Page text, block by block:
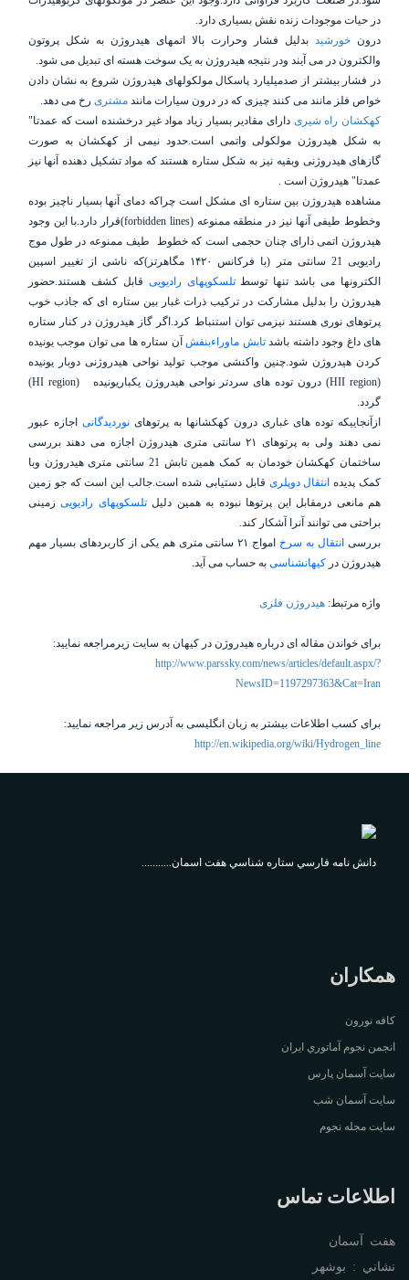
در حیات موجودات زنده نقش بسیاری دارد.
درون خورشیدبدلیل فشار وحرارت بالا اتمهای هیدروژن به شکل پروتون
والکترون در می آیند ودر نتیجه هیدروژن به یک سوخت هسته ای تبدیل می شود.
در فشار بیشتر از صدمیلیارد پاسکال مولکولهای هیدروژن شروع به نشان دادن
خواص فلز مانند می کنند چیزی که در درون سیارات مانندمشتریرخ می دهد.
کهکشان راه شیری دارای مقادیر بسیار زیاد مواد غیر درخشنده است که عمدتا"
به شکل هیدروژن مولکولی واتمی است.حدود نیمی از کهکشان به صورت
گازهای هیدروژنی وبقیه نیز به شکل ستاره هستند که مواد تشکیل دهنده آنها نیز
عمدتا" هیدروژن است .
مشاهده هیدروژن بین ستاره ای مشکل است چراکه دمای آنها بسیار ناچیز بوده
وخطوط طیفی آنها نیز در منطقه ممنوعه (forbidden lines)قرار دارد.با این وجود
هیدروژن اتمی دارای چنان حجمی است که خطوط
طیف ممنوعه در طول موج
رادیویی 21 سانتی متر (با فرکانس ۱۴۲۰ مگاهرتز)که ناشی از تغییر اسپین
الکترونها می باشد تنها توسطتلسکوپهای رادیویی قابل کشف هستند.حضور
هیدروژن را بدلیل مشارکت در ترکیب ذرات غبار بین ستاره ای که جاذب خوب
پرتوهای نوری هستند نیزمی توان استنباط کرد.اگر گاز هیدروژن در کنار ستاره
های داغ وجود داشته باشدتابش ماوراءبنفشآن ستاره ها می توان موجب یونیده
کردن هیدروژن شود.چنین واکنشی موجب تولید نواحی هیدروژنی دوبار یونیده
(
HII region) درون توده های سردتر نواحی هیدروژن یکباریونیده (
HI region
)
گردد.
ازآنجاییکه توده های غباری درون کهکشانها به پرتوهاینوردیدگانی اجازه عبور
نمی دهند ولی به پرتوهای ۲۱ سانتی متری هیدروژن اجازه می دهند بررسی
ساختمان کهکشان خودمان به کمک همین تابش 21 سانتی متری هیدروژن وبا
کمک پدیده انتقال دوپلری قابل دستیابی شده است.جالب این است که جو زمین
هم مانعی درمقابل این پرتوها نبوده به همین دلیلتلسکوپهای رادیویی زمینی
براحتی می توانند آنرا آشکار کند.
بررسی انتقال به سرخ
امواج ۲۱ سانتی متری هم یکی از کاربردهای بسیار مهم
هیدروژن در کیهانشناسیبه حساب می آید.
واژه مرتبط: هیدروژن فلزی
برای خواندن مقاله ای درباره هیدروژن در کیهان به سایت زیرمراجعه نمایید:
http://www.parssky.com/news/articles/default.aspx/?
NewsID=1197297363&Cat=Iran
برای کسب اطلاعات بیشتر به زبان انگلیسی به آدرس زیر مراجعه نمایید:
http://en.wikipedia.org/wiki/Hydrogen_line
دانش نامه فارسي ستاره شناسي هفت اسمان...........
همکاران
کافه نورون
انجمن نجوم آماتوري ايران
سايت آسمان پارس
سايت آسمان شب
سايت مجله نجوم
اطلاعات تماس
هفت آسمان
نشاني : بوشهر